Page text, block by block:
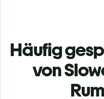
Häufig
von